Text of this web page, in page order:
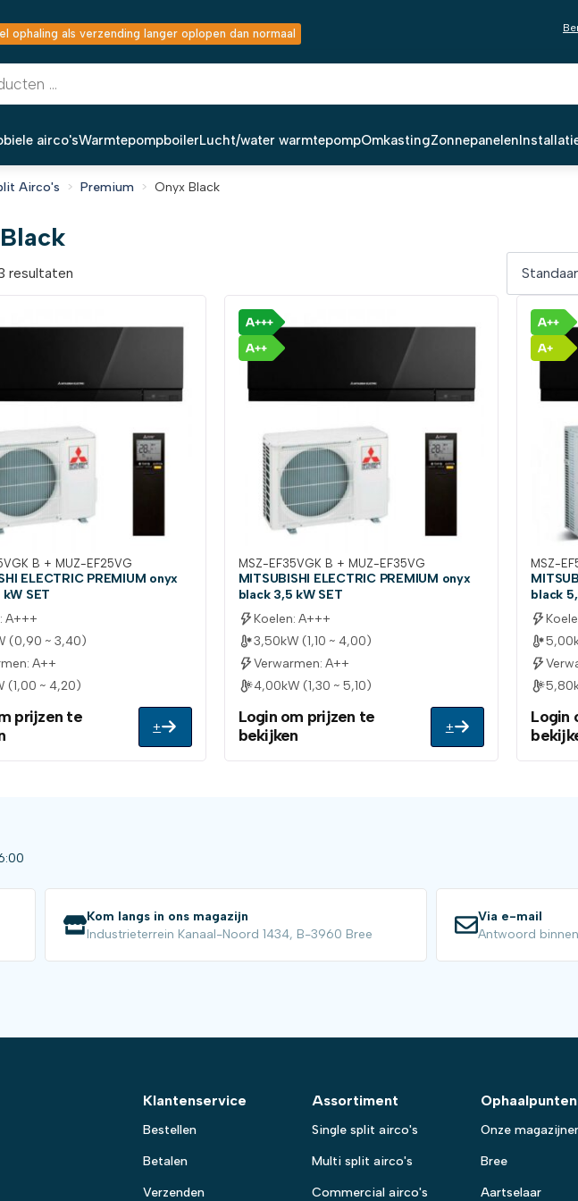
als verzending langer oplopen dan normaal
airco'sWarmtepompboilerLucht/water warmtepompOmkastingZonnepanelen
Airco's Premium Onyx Black
resultaten
A+++
(0,90 ~ 3,40)
A++
(1,00 ~ 4,20)
B + MUZ-EF25VG
ELECTRIC PREMIUM onyx
SET
prijzen te
+
Koelen: A+++
3,50kW (1,10 ~ 4,00)
Verwarmen: A++
4,00kW (1,30 ~ 5,10)
MSZ-EF35VGK B + MUZ-EF35VG
MITSUBISHI ELECTRIC PREMIUM onyx
black 3,5 kW SET
Login om prijzen te
bekijken
+
MSZ-
black
Login
Kom langs in ons magazijn
Industrieterrein Kanaal-Noord 1434, B-3960 Bree
Via e-mail
Antwoord
Klantenservice
Bestellen
Betalen
Verzenden
Assortiment
Single split airco's
Multi split airco's
Commercial airco's
Ophaalpunten
Onze
Bree
Aartselaar